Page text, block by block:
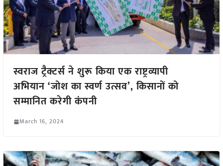
स्वराज ट्रैक्टर्स ने शुरू किया एक राष्ट्रव्यापी
अभियान ‘जोश का स्वर्ण उत्सव’, किसानों को
सम्मानित करेगी कंपनी
March 16, 2024